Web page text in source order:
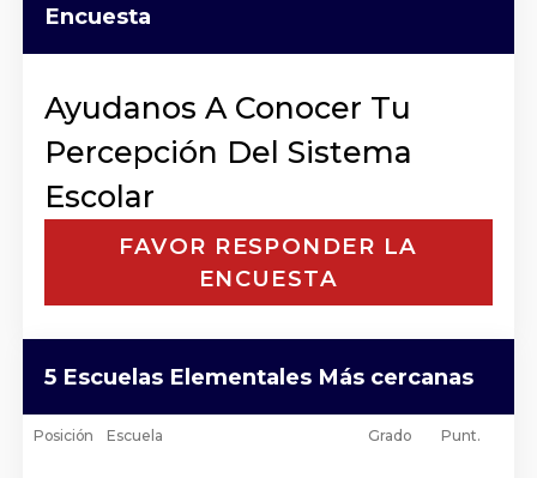
Encuesta
Ayudanos A Conocer Tu
Percepción Del Sistema
Escolar
FAVOR RESPONDER LA
ENCUESTA
5 Escuelas Elementales Más cercanas
Posición Escuela Grado Punt.